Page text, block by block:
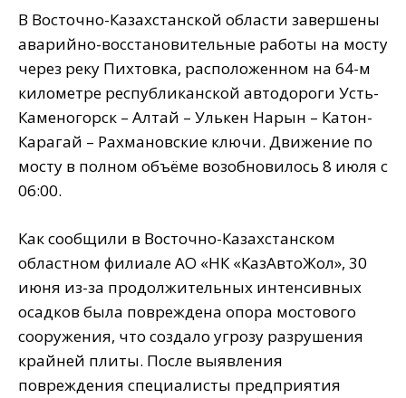
В Восточно-Казахстанской области завершены
аварийно-восстановительные работы на мосту
через реку Пихтовка, расположенном на 64-м
километре республиканской автодороги Усть-
Каменогорск – Алтай – Улькен Нарын – Катон-
Карагай – Рахмановские ключи. Движение по
мосту в полном объёме возобновилось 8 июля с
06:00.
Как сообщили в Восточно-Казахстанском
областном филиале АО «НК «КазАвтоЖол», 30
июня из-за продолжительных интенсивных
осадков была повреждена опора мостового
сооружения, что создало угрозу разрушения
крайней плиты. После выявления
повреждения специалисты предприятия